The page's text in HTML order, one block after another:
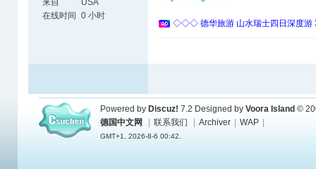
在线时间
0 小时
◇◇◇ 德华旅游 山水瑞士四日深度
Powered by Discuz! 7.2 Designed by Voora Island ©
德国中文网
联系我们 Archiver WAP
GMT+1, 2026-8-6 00:42.